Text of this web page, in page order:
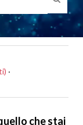
·
che stai